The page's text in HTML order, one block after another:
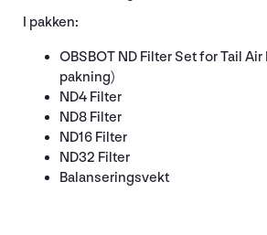
I pakken:
OBSBOT ND Filter Set for Tail Air
pakning)
ND4 Filter
ND8 Filter
ND16 Filter
ND32 Filter
Balanseringsvekt